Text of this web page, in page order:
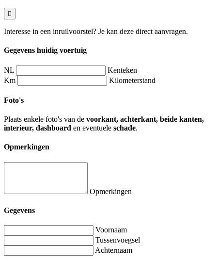
Interesse in een inruilvoorstel? Je kan deze direct aanvragen.
Gegevens huidig voertuig
NL
Kenteken
Km
Kilometerstand
Foto's
Plaats enkele foto's van de voorkant, achterkant, beide kanten,
interieur, dashboard en eventuele schade.
Opmerkingen
Opmerkingen
Gegevens
Voornaam
Tussenvoegsel
Achternaam